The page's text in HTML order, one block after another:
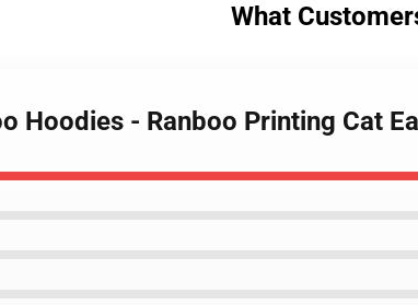
What
Hoodies - Ranboo Printing Cat